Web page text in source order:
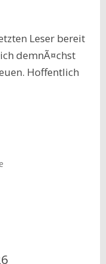
Leser bereit
demnÃ¤chst
Hoffentlich